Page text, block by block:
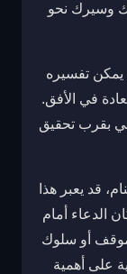
وسيرك نحو
يمكن تفسيره
في الأفق.
بقرب تحقيق
قد يعبر هذا
الدعاء أمام
موقف أو سلوك
على أهمية